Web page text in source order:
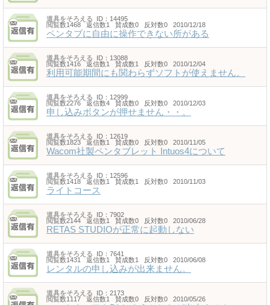
道具をそろえる ID：14495
閲覧数1468 返信数1 賛成数0 反対数0 2010/12/18
ペンタブに自由に操作できない所がある
道具をそろえる ID：13088
閲覧数1416 返信数1 賛成数1 反対数0 2010/12/04
利用可能期間にも関わらずソフトが使えません。
道具をそろえる ID：12999
閲覧数2276 返信数4 賛成数0 反対数0 2010/12/03
申し込みボタンが押せません・・。
道具をそろえる ID：12619
閲覧数1823 返信数1 賛成数0 反対数0 2010/11/05
Wacom社製ペンタブレット Intuos4について
道具をそろえる ID：12596
閲覧数1418 返信数1 賛成数1 反対数0 2010/11/03
ライトコース
道具をそろえる ID：7902
閲覧数2144 返信数1 賛成数0 反対数0 2010/06/28
RETAS STUDIOが正常に起動しない
道具をそろえる ID：7641
閲覧数1431 返信数1 賛成数1 反対数0 2010/06/08
レンタルの申し込みが出来ません。
道具をそろえる ID：2173
閲覧数1117 返信数1 賛成数0 反対数0 2010/05/26